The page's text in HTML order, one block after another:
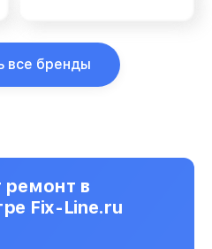
все бренды
ремонт в
Fix-Line.ru